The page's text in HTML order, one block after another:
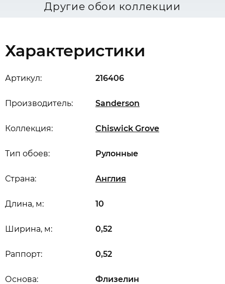
Другие обои коллекции
Характеристики
Артикул: 216406
Производитель: Sanderson
Коллекция: Chiswick Grove
Длина, м: 10
Ширина, м: 0,52
Раппорт: 0,52
Основа: Флизелин
Страна: Англия
Тип обоев: Рулонные